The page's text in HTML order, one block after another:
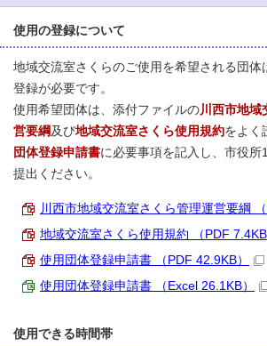
使用の登録について
地域交流室さくらのご使用を希望される団体
登録が必要です。
使用希望団体は、添付ファイルの川西市地域
営要綱及び地域交流室さくら使用規約をよく
団体登録申請書に必要事項を記入し、市役所
提出ください。
川西市地域交流室さくら管理運営要綱 （
地域交流室さくら使用規約 （PDF 7.4KB
使用団体登録申請書 （PDF 42.9KB）
使用団体登録申請書 （Excel 26.1KB）
使用できる時間帯